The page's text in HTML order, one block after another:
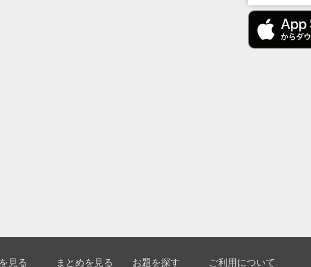
見る まとめを見る お題を探す ご利用について